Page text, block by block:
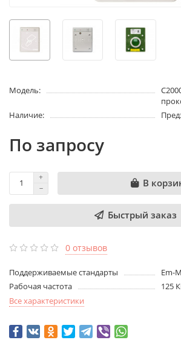
Модель:
Наличие:
По запросу
В
Быстрый заказ
0 отзывов
Поддерживаемые стандарты
Em-
Рабочая частота
125
Все характеристики